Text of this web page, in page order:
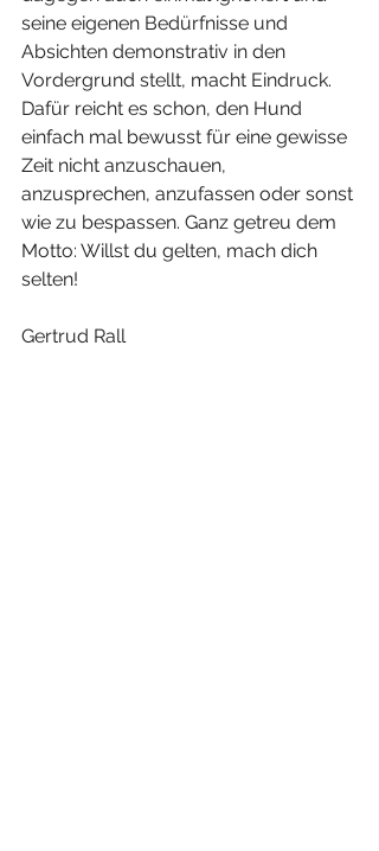
seine eigenen Bedürfnisse und
Absichten demonstrativ in den
Vordergrund stellt, macht Eindruck.
Dafür reicht es schon, den Hund
einfach mal bewusst für eine gewisse
Zeit nicht anzuschauen,
anzusprechen, anzufassen oder sonst
wie zu bespassen. Ganz getreu dem
Motto: Willst du gelten, mach dich
selten!
Gertrud Rall